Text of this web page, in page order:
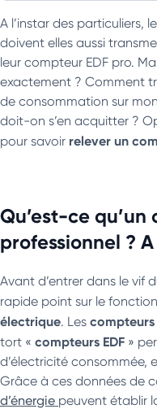
A l’instar des particuliers,
doivent elles aussi
leur compteur EDF pro.
exactement ? Comment
de consommation sur
doit-on s’en acquitter ?
pour savoir relever un
Qu’est-ce
professionnel ?
Avant d’entrer dans le vif
rapide point sur le
électrique. Les
tort « compteurs EDF »
d’électricité consommée,
Grâce à ces données de
d’énergie peuvent établir